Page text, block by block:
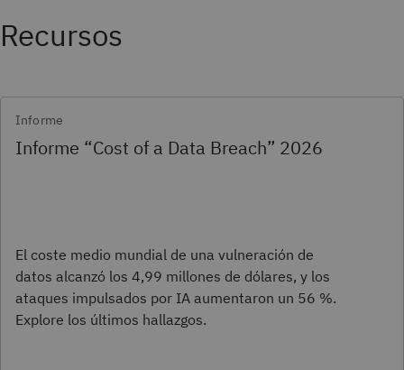
Recursos
Informe
Informe “Cost of a Data Breach” 2026
El coste medio mundial de una vulneración de
datos alcanzó los 4,99 millones de dólares, y los
ataques impulsados por IA aumentaron un 56 %.
Explore los últimos hallazgos.